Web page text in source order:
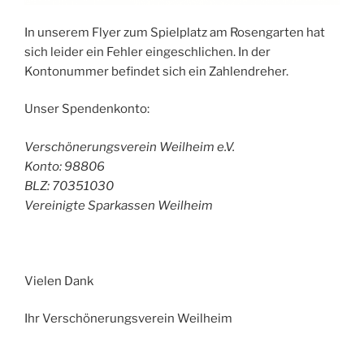
In unserem Flyer zum Spielplatz am Rosengarten hat
sich leider ein Fehler eingeschlichen. In der
Kontonummer befindet sich ein Zahlendreher.
Unser Spendenkonto:
Verschönerungsverein Weilheim e.V.
Konto: 98806
BLZ: 70351030
Vereinigte Sparkassen Weilheim
Vielen Dank
Ihr Verschönerungsverein Weilheim